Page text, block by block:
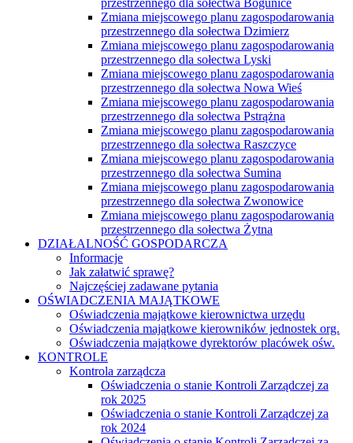
przestrzennego dla sołectwa Bogunice
Zmiana miejscowego planu zagospodarowania
przestrzennego dla sołectwa Dzimierz
Zmiana miejscowego planu zagospodarowania
przestrzennego dla sołectwa Lyski
Zmiana miejscowego planu zagospodarowania
przestrzennego dla sołectwa Nowa Wieś
Zmiana miejscowego planu zagospodarowania
przestrzennego dla sołectwa Pstrążna
Zmiana miejscowego planu zagospodarowania
przestrzennego dla sołectwa Raszczyce
Zmiana miejscowego planu zagospodarowania
przestrzennego dla sołectwa Sumina
Zmiana miejscowego planu zagospodarowania
przestrzennego dla sołectwa Zwonowice
Zmiana miejscowego planu zagospodarowania
przestrzennego dla sołectwa Żytna
DZIAŁALNOŚĆ GOSPODARCZA
Informacje
Jak załatwić sprawę?
Najczęściej zadawane pytania
OŚWIADCZENIA MAJĄTKOWE
Oświadczenia majątkowe kierownictwa urzędu
Oświadczenia majątkowe kierowników jednostek org.
Oświadczenia majątkowe dyrektorów placówek ośw.
KONTROLE
Kontrola zarządcza
Oświadczenia o stanie Kontroli Zarządczej za
rok 2025
Oświadczenia o stanie Kontroli Zarządczej za
rok 2024